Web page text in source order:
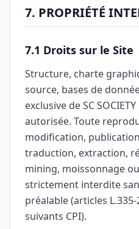
7. PROPRIÉTÉ
7.1 Droits sur le Site
Structure, charte
source, bases de
exclusive de SC
autorisée. Toute
modification,
traduction, extraction,
mining, moissonnage
strictement interdite
préalable (articles
suivants CPI).